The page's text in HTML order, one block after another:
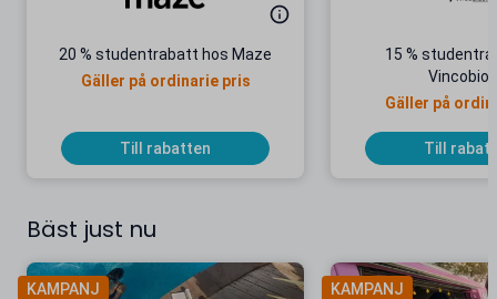
20 % studentrabatt hos Maze
Gäller på ordinarie pris
Till rabatten
15 %
Gäller på
Till
Bäst just nu
KAMPANJ KAMPANJ